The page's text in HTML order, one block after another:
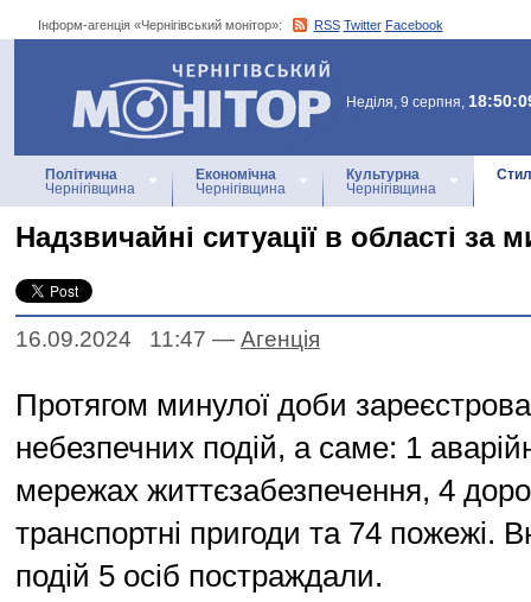
Інформ-агенція «Чернігівський монітор»: RSS Twitter Facebook
Інформ-агенція
«Чернігівський монітор»
Неділя, 9 серпня,
Політична
Чернігівщина
Економічна
Чернігівщина
Культурна
Чернігівщина
Надзвичайні ситуації в області за
16.09.2024 11:47 — Агенцiя
Протягом минулої доби
небезпечних подій, а саме: 1
мережах життєзабезпечення, 4
транспортні пригоди та 74 пожежі.
подій 5 осіб постраждали.